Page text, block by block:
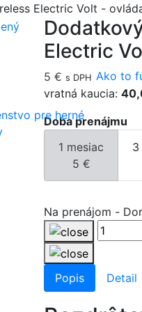
pre herné
Ako to
Electric Volt -
Electric
5 € s DPH
vratná kaucia:
Doba prenájmu
1 mesiac
5 €
3
Na prenájom -
Popis
Detail